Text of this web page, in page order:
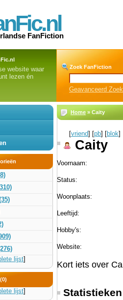
FanFiction
website waar
lezen én
Zoek FanFiction
Geavanceerd
lijst]
lijst]
Home » Caity
[vriend] [pb] [blok]
Caity
Voornaam:
Status:
Woonplaats:
Leeftijd:
Hobby's:
Website:
Kort iets over